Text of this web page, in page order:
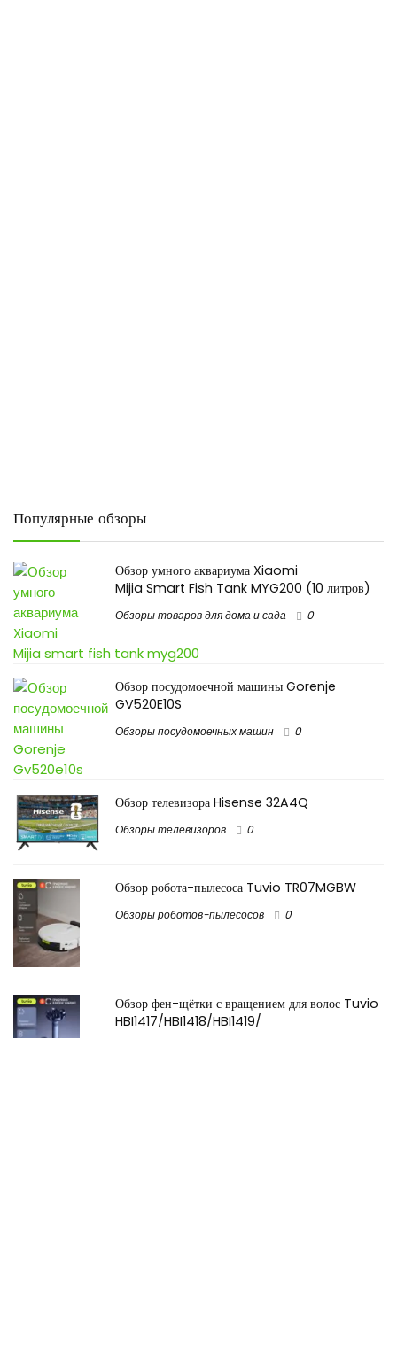
Популярные обзоры
Обзор умного аквариума Xiaomi
Mijia Smart Fish Tank MYG200 (10 литров)
Обзоры товаров для дома и сада 0
Обзор посудомоечной машины Gorenje
GV520E10S
Обзоры посудомоечных машин 0
Обзор телевизора Hisense 32A4Q
Обзоры телевизоров 0
Обзор робота-пылесоса Tuvio TR07MGBW
Обзоры роботов-пылесосов 0
Обзор фен-щётки с вращением для волос Tuvio
HBI1417/HBI1418/HBI1419/